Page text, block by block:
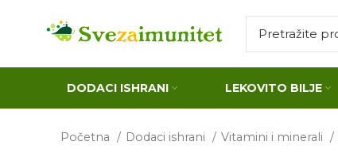
DODACI ISHRANI LEKOVITO BILJE
Početna Dodaci ishrani Vitamini i minerali